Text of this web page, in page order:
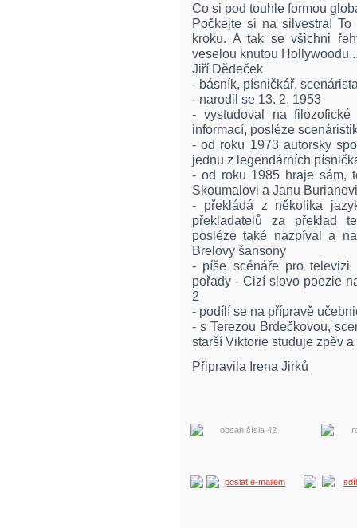
Co si pod touhle formou
Počkejte si na silvestra!
kroku. A tak se všichni
veselou knutou
Jiří Dědeček
- básník, písničkář,
- narodil se 13. 2. 1953
- vystudoval na
informací, posléze
- od roku 1973 autorsky
jednu z legendárních
- od roku 1985 hraje sám,
Skoumalovi a Janu Burianovi
- překládá z několika
překladatelů za překlad
posléze také nazpíval a
Brelovy šansony
- píše scénáře pro
pořady - Cizí slovo poezie
2
- podílí se na přípravě
- s Terezou Brdečkovou,
starší Viktorie studuje zpěv
Připravila Irena Jirků
obsah čísla 42
poslat e-mailem